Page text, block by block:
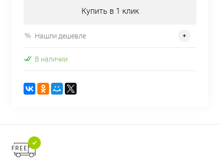
Купить в 1 клик
Нашли дешевле
В наличии